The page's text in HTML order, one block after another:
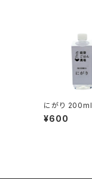
にがり 200ml
¥600